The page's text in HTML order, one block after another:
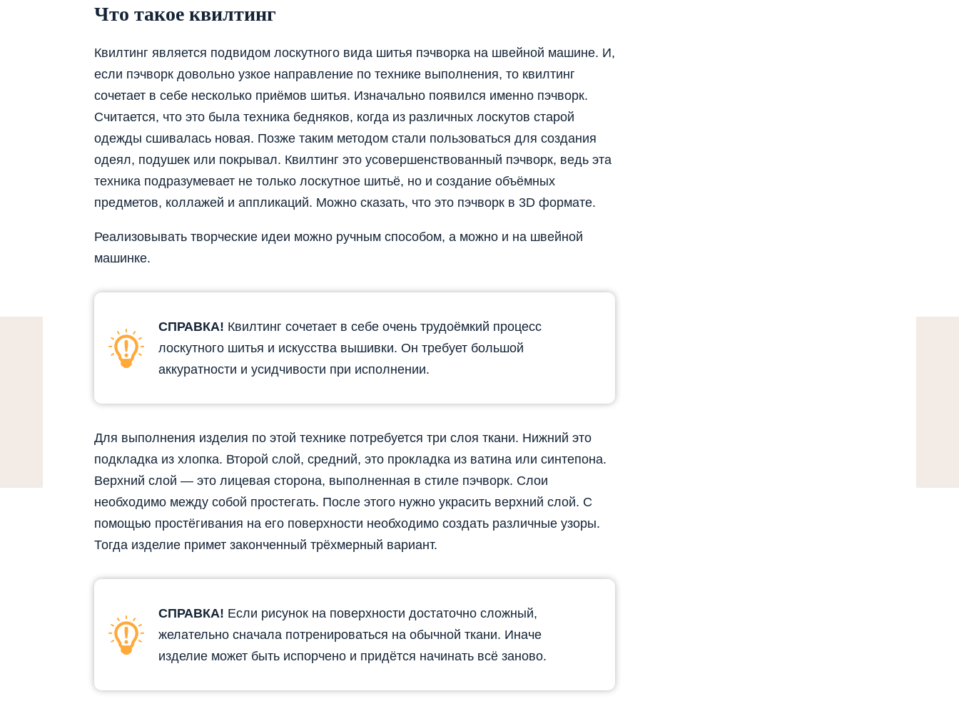
Что такое квилтинг
Квилтинг является подвидом лоскутного вида шитья пэчворка на швейной машине. И,
если пэчворк довольно узкое направление по технике выполнения, то квилтинг
сочетает в себе несколько приёмов шитья. Изначально появился именно пэчворк.
Считается, что это была техника бедняков, когда из различных лоскутов старой
одежды сшивалась новая. Позже таким методом стали пользоваться для создания
одеял, подушек или покрывал. Квилтинг это усовершенствованный пэчворк, ведь эта
техника подразумевает не только лоскутное шитьё, но и создание объёмных
предметов, коллажей и аппликаций. Можно сказать, что это пэчворк в 3D формате.
Реализовывать творческие идеи можно ручным способом, а можно и на швейной
машинке.
СПРАВКА! Квилтинг сочетает в себе очень трудоёмкий процесс
лоскутного шитья и искусства вышивки. Он требует большой
аккуратности и усидчивости при исполнении.
Для выполнения изделия по этой технике потребуется три слоя ткани. Нижний это
подкладка из хлопка. Второй слой, средний, это прокладка из ватина или синтепона.
Верхний слой — это лицевая сторона, выполненная в стиле пэчворк. Слои
необходимо между собой простегать. После этого нужно украсить верхний слой. С
помощью простёгивания на его поверхности необходимо создать различные узоры.
Тогда изделие примет законченный трёхмерный вариант.
СПРАВКА! Если рисунок на поверхности достаточно сложный,
желательно сначала потренироваться на обычной ткани. Иначе
изделие может быть испорчено и придётся начинать всё заново.